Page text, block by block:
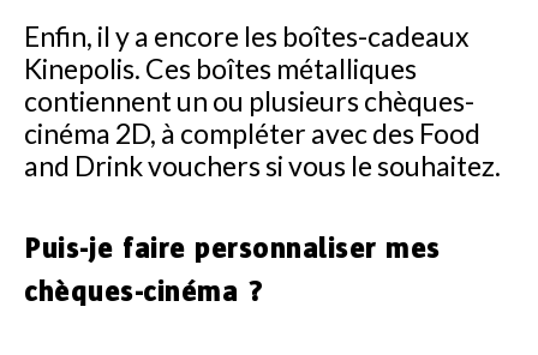
Enfin, il y a encore les boîtes-cadeaux
Kinepolis. Ces boîtes métalliques
contiennent un ou plusieurs chèques-
cinéma 2D, à compléter avec des Food
and Drink vouchers si vous le souhaitez.
Puis-je faire personnaliser mes
chèques-cinéma ?